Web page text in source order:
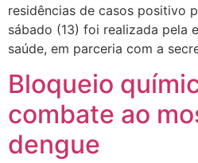
residências de casos positivo
sábado (13) foi realizada pela
saúde, em parceria com a
Bloqueio
combate ao
dengue